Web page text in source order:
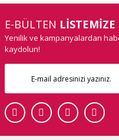
E-BÜLTEN
Yenilik ve kampanyalardan
kaydolun!